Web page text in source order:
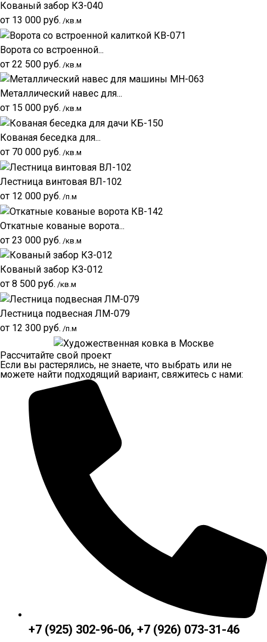
Кованый забор КЗ-040
от 13 000 руб. /кв.м
Ворота со встроенной...
от 22 500 руб. /кв.м
Металлический навес для...
от 15 000 руб. /кв.м
Кованая беседка для...
от 70 000 руб. /кв.м
Лестница винтовая ВЛ-102
от 12 000 руб. /п.м
Откатные кованые ворота...
от 23 000 руб. /кв.м
Кованый забор КЗ-012
от 8 500 руб. /кв.м
Лестница подвесная ЛМ-079
от 12 300 руб. /п.м
Рассчитайте свой проект
Если вы растерялись, не знаете, что выбрать или не
можете найти подходящий вариант, свяжитесь с нами:
+7 (925) 302-96-06, +7 (926) 073-31-46